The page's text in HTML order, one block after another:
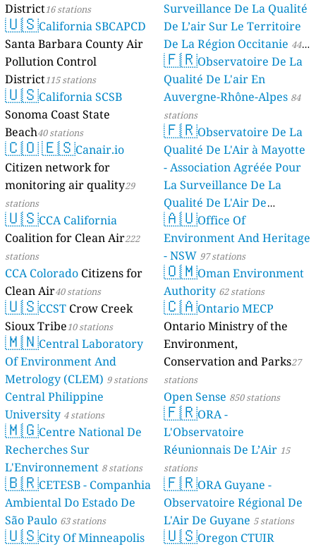
District16 stations
🇺🇸California SBCAPCD
Santa Barbara County Air
Pollution Control
District115 stations
🇺🇸California SCSB
Sonoma Coast State
Beach40 stations
🇨🇴🇪🇸Canair.io
Citizen network for
monitoring air quality29
stations
🇺🇸CCA California
Coalition for Clean Air222
stations
CCA Colorado Citizens for
Clean Air40 stations
🇺🇸CCST Crow Creek
Sioux Tribe10 stations
🇲🇳Central Laboratory
Of Environment And
Metrology (CLEM) 9 stations
Central Philippine
University 4 stations
🇲🇬Centre National De
Recherches Sur
L'Environnement 8 stations
🇧🇷CETESB - Companhia
Ambiental Do Estado De
São Paulo 63 stations
🇺🇸City Of Minneapolis
Surveillance De La Qualité
De L’air Sur Le Territoire
De La Région Occitanie 44
stations
🇫🇷Observatoire De La
Qualité De L'air En
Auvergne-Rhône-Alpes 84
stations
🇫🇷Observatoire De La
Qualité De L'Air à Mayotte
- Association Agréée Pour
La Surveillance De La
Qualité De L'Air De
Mayotte 4 stations
🇦🇺Office Of
Environment And Heritage
- NSW 97 stations
🇴🇲Oman Environment
Authority 62 stations
🇨🇦Ontario MECP
Ontario Ministry of the
Environment,
Conservation and Parks27
stations
Open Sense 850 stations
🇫🇷ORA -
L'Observatoire
Réunionnais De L’Air 15
stations
🇫🇷ORA Guyane -
Observatoire Régional De
L'Air De Guyane 5 stations
🇺🇸Oregon CTUIR